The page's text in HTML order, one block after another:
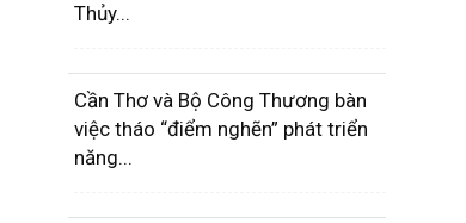
Thủy...
Cần Thơ và Bộ Công Thương bàn
việc tháo “điểm nghẽn” phát triển
năng...